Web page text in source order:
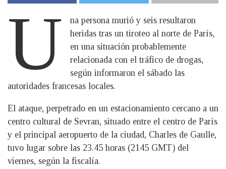
U
na persona murió y seis resultaron
heridas tras un tiroteo al norte de París,
en una situación probablemente
relacionada con el tráfico de drogas,
según informaron el sábado las
autoridades francesas locales.
El ataque, perpetrado en un estacionamiento cercano a un
centro cultural de Sevran, situado entre el centro de París
y el principal aeropuerto de la ciudad, Charles de Gaulle,
tuvo lugar sobre las 23.45 horas (2145 GMT) del
viernes, según la fiscalía.